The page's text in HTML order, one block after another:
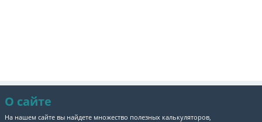
О сайте
На нашем сайте вы найдете множество полезных калькуляторов,